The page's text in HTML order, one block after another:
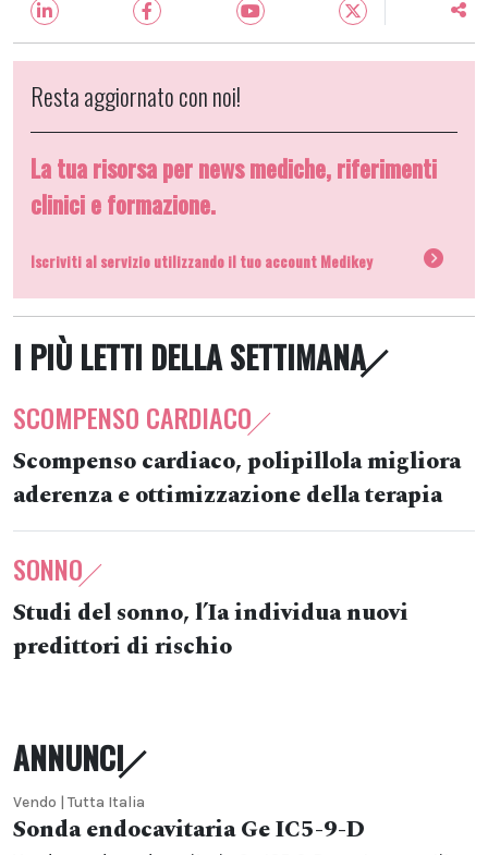
Resta aggiornato con noi!
La tua risorsa per news mediche, riferimenti
clinici e formazione.
Iscriviti al servizio utilizzando il tuo account Medikey
I PIÙ LETTI DELLA SETTIMANA
SCOMPENSO CARDIACO
Scompenso cardiaco, polipillola migliora
aderenza e ottimizzazione della terapia
SONNO
Studi del sonno, l’Ia individua nuovi
predittori di rischio
ANNUNCI
Vendo | Tutta Italia
Sonda endocavitaria Ge IC5-9-D